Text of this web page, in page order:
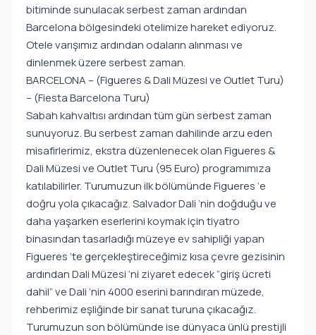
bitiminde sunulacak serbest zaman ardından
Barcelona bölgesindeki otelimize hareket ediyoruz.
Otele varışımız ardından odaların alınması ve
dinlenmek üzere serbest zaman.
BARCELONA – (Figueres & Dali Müzesi ve Outlet Turu)
– (Fiesta Barcelona Turu)
Sabah kahvaltısı ardından tüm gün serbest zaman
sunuyoruz. Bu serbest zaman dahilinde arzu eden
misafirlerimiz, ekstra düzenlenecek olan Figueres &
Dali Müzesi ve Outlet Turu (95 Euro) programımıza
katılabilirler. Turumuzun ilk bölümünde Figueres ‘e
doğru yola çıkacağız. Salvador Dali ‘nin doğduğu ve
daha yaşarken eserlerini koymak için tiyatro
binasından tasarladığı müzeye ev sahipliği yapan
Figueres ‘te gerçekleştireceğimiz kısa çevre gezisinin
ardından Dali Müzesi ‘ni ziyaret edecek “giriş ücreti
dahil” ve Dali ‘nin 4000 eserini barındıran müzede,
rehberimiz eşliğinde bir sanat turuna çıkacağız.
Turumuzun son bölümünde ise dünyaca ünlü prestijli